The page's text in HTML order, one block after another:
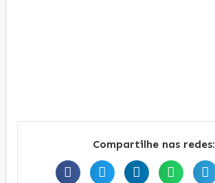
Compartilhe nas redes: